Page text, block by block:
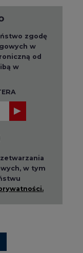
zgodę
w
od
w
w tym